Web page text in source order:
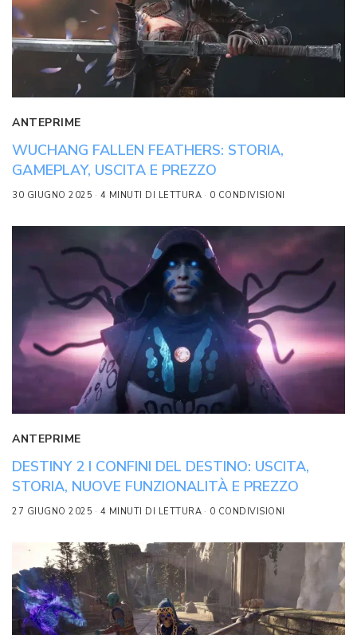
ANTEPRIME
WUCHANG FALLEN FEATHERS: STORIA,
GAMEPLAY, USCITA E PREZZO
30 GIUGNO 2025 4 MINUTI DI LETTURA 0 CONDIVISIONI
ANTEPRIME
DESTINY 2 I CONFINI DEL DESTINO: USCITA,
STORIA, NUOVE FUNZIONALITÀ E PREZZO
27 GIUGNO 2025 4 MINUTI DI LETTURA 0 CONDIVISIONI